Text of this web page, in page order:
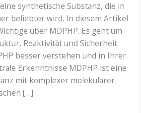
synthetische Substanz, die in
beliebter wird. In diesem Artikel
über MDPHP. Es geht um
Reaktivität und Sicherheit.
besser verstehen und in Ihrer
Erkenntnisse MDPHP ist eine
mit komplexer molekularer
[…]